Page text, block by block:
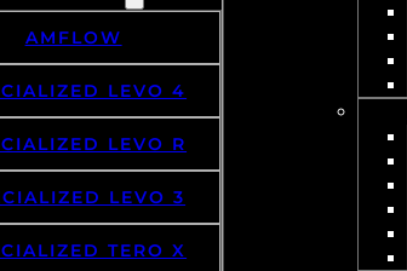
AMFLOW
LEVO 4
LEVO R
LEVO 3
TERO X